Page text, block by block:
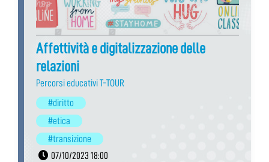
Affettività e digitalizzazione delle
relazioni
Percorsi educativi T-TOUR
#diritto
#etica
#transizione
07/10/2023 18:00